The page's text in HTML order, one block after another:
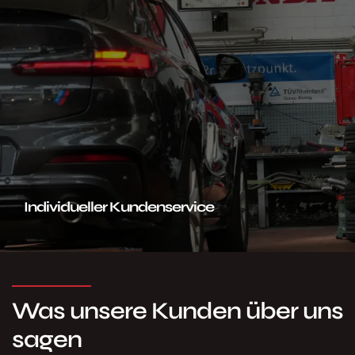
Individueller Kundenservice
Was unsere Kunden über uns
sagen